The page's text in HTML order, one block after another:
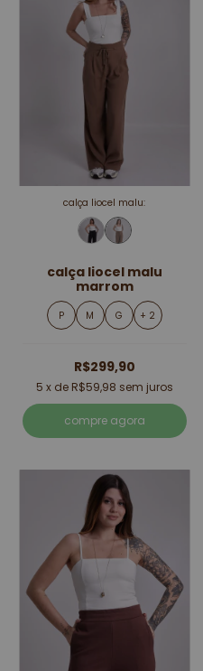
calça liocel malu:
calça liocel malu
marrom
P M G + 2
R$299,90
5 x de R$59,98 sem juros
compre agora